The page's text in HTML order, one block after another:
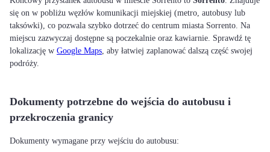
się on w pobliżu węzłów komunikacji miejskiej (metro, autobusy lub
taksówki), co pozwala szybko dotrzeć do centrum miasta Sorrento. Na
miejscu zazwyczaj dostępne są poczekalnie oraz kawiarnie. Sprawdź tę
lokalizację w Google Maps, aby łatwiej zaplanować dalszą część swojej
podróży.
Dokumenty potrzebne do wejścia do autobusu i
przekroczenia granicy